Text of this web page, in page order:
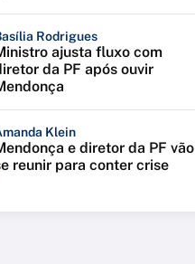
Rodrigues
ajusta fluxo com
da PF após ouvir
Klein
e diretor da PF vão
reunir para conter crise